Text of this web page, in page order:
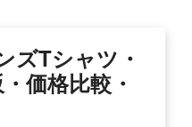
ズTシャツ・
価格比較・